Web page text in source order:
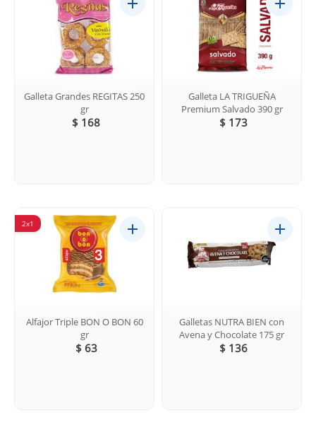
Galleta Grandes REGITAS 250
gr
$ 168
Galleta LA TRIGUEÑA
Premium Salvado 390 gr
$ 173
2x1
Alfajor Triple BON O BON 60
gr
$ 63
Galletas NUTRA BIEN con
Avena y Chocolate 175 gr
$ 136